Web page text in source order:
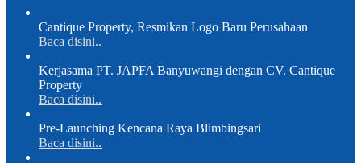
Cantique Property, Resmikan Logo Baru Perusahaan
Baca disini..
Kerjasama PT. JAPFA Banyuwangi dengan CV. Cantique
Property
Baca disini..
Pre-Launching Kencana Raya Blimbingsari
Baca disini..